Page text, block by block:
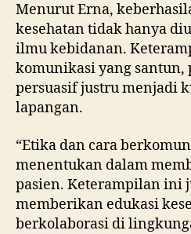
Menurut Erna,
kesehatan tidak hanya
ilmu kebidanan.
komunikasi yang santun,
persuasif justru menjadi
lapangan.
“Etika dan cara
menentukan dalam
pasien. Keterampilan ini
memberikan edukasi
berkolaborasi di